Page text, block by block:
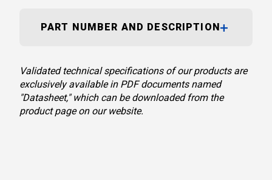
PART NUMBER AND DESCRIPTION
Validated technical specifications of our products are
exclusively available in PDF documents named
"Datasheet," which can be downloaded from the
product page on our website.